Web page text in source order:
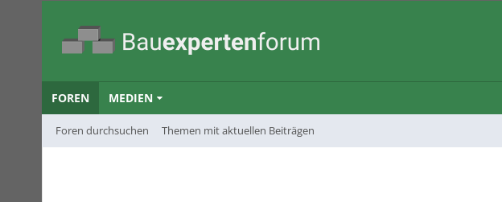
FOREN
Foren durchsuchen Themen mit aktuellen Beiträgen
MEDIEN